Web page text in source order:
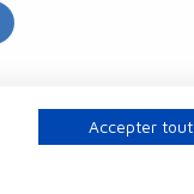
Accepter tout